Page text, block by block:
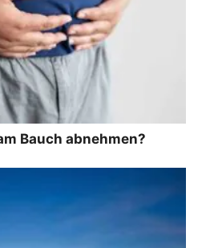
Bauch abnehmen?